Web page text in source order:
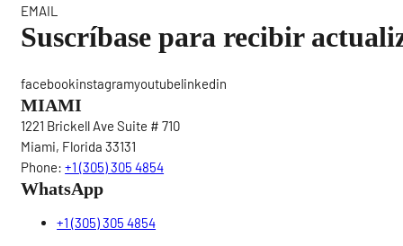
EMAIL
Suscríbase para recibir
facebookinstagramyoutubelinkedin
MIAMI
1221 Brickell Ave Suite # 710
Miami, Florida 33131
Phone: +1 (305) 305 4854
WhatsApp
+1 (305) 305 4854